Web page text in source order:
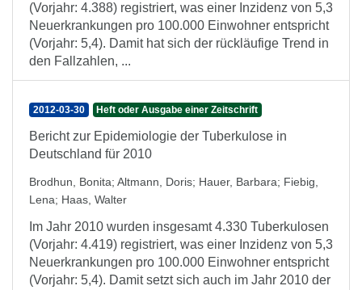
(Vorjahr: 4.388) registriert, was einer Inzidenz von 5,3
Neuerkrankungen pro 100.000 Einwohner entspricht
(Vorjahr: 5,4). Damit hat sich der rückläufige Trend in
den Fallzahlen, ...
2012-03-30 Heft oder Ausgabe einer Zeitschrift
Bericht zur Epidemiologie der Tuberkulose in
Deutschland für 2010
Brodhun, Bonita; Altmann, Doris; Hauer, Barbara; Fiebig,
Lena; Haas, Walter
Im Jahr 2010 wurden insgesamt 4.330 Tuberkulosen
(Vorjahr: 4.419) registriert, was einer Inzidenz von 5,3
Neuerkrankungen pro 100.000 Einwohner entspricht
(Vorjahr: 5,4). Damit setzt sich auch im Jahr 2010 der